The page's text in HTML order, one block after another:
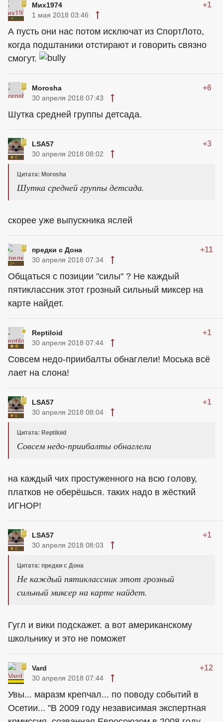
Мих1974 +1
1 мая 2018 03:46
А пусть они нас потом исключат из СпортЛото,
когда подштаники отстирают и говорить связно
смогут.
Morosha +6
30 апреля 2018 07:43
Шутка средней группы детсада.
LSA57 +3
30 апреля 2018 08:02
Цитата: Morosha
Шутка средней группы детсада.
скорее уже выпускника яслей
предки с Дона +11
30 апреля 2018 07:34
Общаться с позиции "силы" ? Не каждый
пятиклассник этот грозный сильный миксер на
карте найдет.
Reptiloid +1
30 апреля 2018 07:44
Совсем недо-приибалты обнаглели! Моська всё
лает на слона!
LSA57 +1
30 апреля 2018 08:04
Цитата: Reptiloid
Совсем недо-приибалты обнаглели
на каждый чих простуженного на всю голову,
платков не оберёшься. таких надо в жёсткий
ИГНОР!
LSA57 +1
30 апреля 2018 08:03
Цитата: предки с Дона
Не каждый пятиклассник этот грозный
сильный миксер на карте найдет.
Гугл и вики подскажет. а вот американскому
школьнику и это не поможет
Vard +12
30 апреля 2018 07:44
Увы... маразм крепчал... по поводу событий в
Осетии... "В 2009 году независимая экспертная